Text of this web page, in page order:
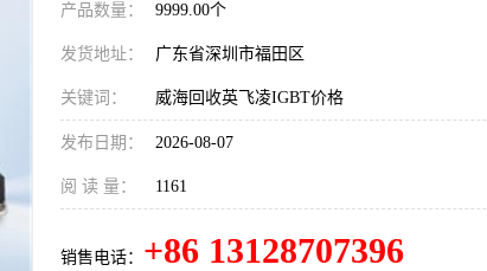
产品数量： 9999.00个
发货地址： 广东省深圳市福田区
关键词： 威海回收英飞凌IGBT价格
发布日期： 2026-08-07
阅 读 量： 1161
销售电话： +86 13128707396